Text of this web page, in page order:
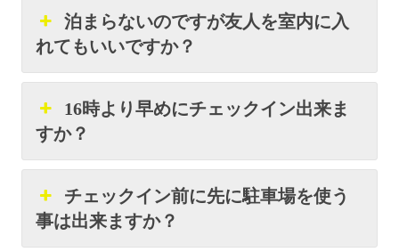
泊まらないのですが友人を室内に入
れてもいいですか？
16時より早めにチェックイン出来ま
すか？
チェックイン前に先に駐車場を使う
事は出来ますか？